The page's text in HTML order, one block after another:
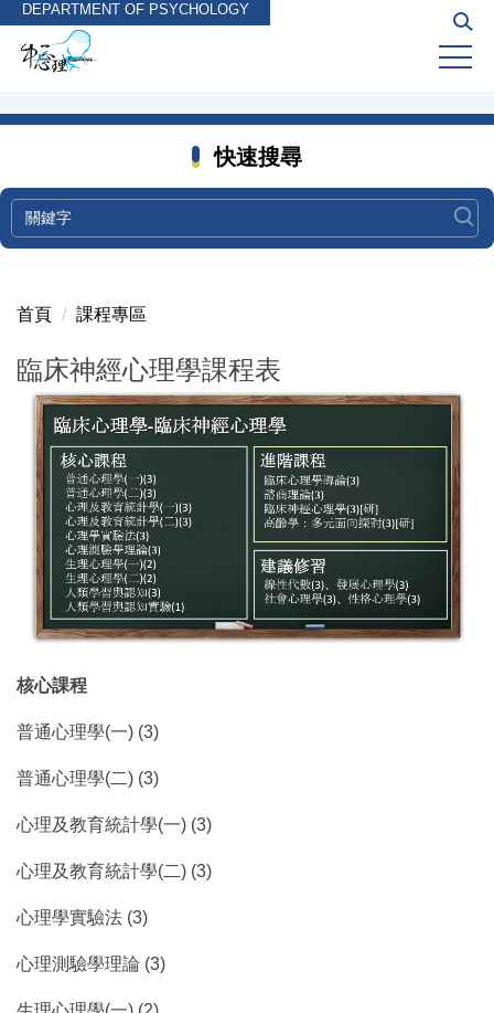
跳
到
內
DEPARTMENT OF PSYCHOLOGY
快速搜尋
首頁 課程專區
臨床神經心理學課程表
核心課程
普通心理學(一) (3)
普通心理學(二) (3)
心理及教育統計學(一) (3)
心理及教育統計學(二) (3)
心理學實驗法 (3)
心理測驗學理論 (3)